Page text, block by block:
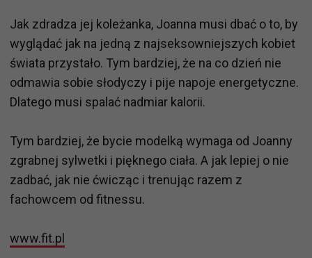
Jak zdradza jej koleżanka, Joanna musi dbać o to, by
wyglądać jak na jedną z najseksowniejszych kobiet
świata przystało. Tym bardziej, że na co dzień nie
odmawia sobie słodyczy i pije napoje energetyczne.
Dlatego musi spalać nadmiar kalorii.
Tym bardziej, że bycie modelką wymaga od Joanny
zgrabnej sylwetki i pięknego ciała. A jak lepiej o nie
zadbać, jak nie ćwicząc i trenując razem z
fachowcem od fitnessu.
www.fit.pl